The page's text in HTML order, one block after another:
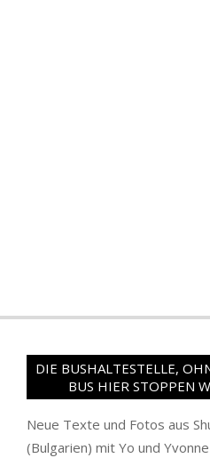
DIE BUSHALTESTELLE,
BUS HIER STOPPEN
Neue Texte und Fotos aus
(Bulgarien) mit Yo und